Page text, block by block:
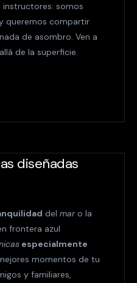
instructores: somos
queremos compartir
de asombro. Ven a
de la superficie.
diseñadas
del maro la
frontera azul
especialmente
momentos de tu
y familiares,